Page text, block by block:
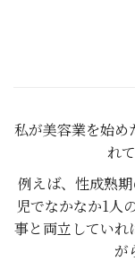
私が美容業を始め
れ
例えば、性成熟
児でなかなか1人
事と両立していれ
が